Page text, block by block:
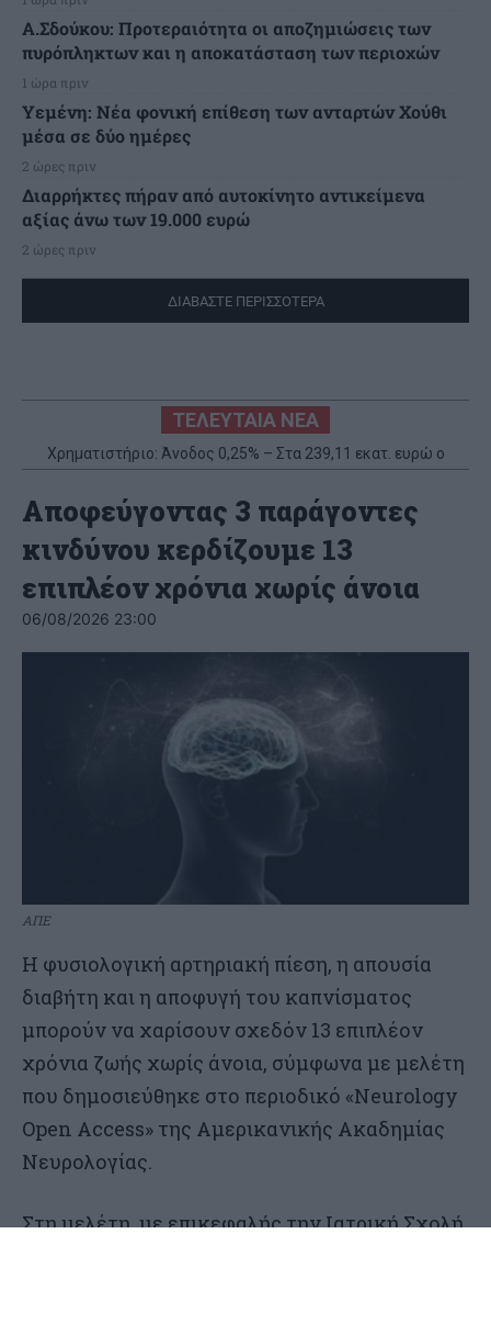
Α.Σδούκου: Προτεραιότητα οι αποζημιώσεις των
πυρόπληκτων και η αποκατάσταση των περιοχών
1 ώρα πριν
Υεμένη: Νέα φονική επίθεση των ανταρτών Χούθι
μέσα σε δύο ημέρες
2 ώρες πριν
Διαρρήκτες πήραν από αυτοκίνητο αντικείμενα
αξίας άνω των 19.000 ευρώ
2 ώρες πριν
ΔΙΑΒΑΣΤΕ ΠΕΡΙΣΣΟΤΕΡΑ